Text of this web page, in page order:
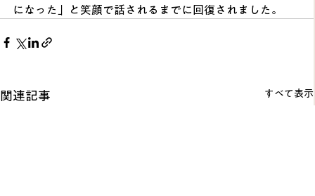
になった」と笑顔で話されるまでに回復されました。
関連記事 すべて表示